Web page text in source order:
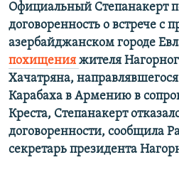
Официальный Степанакерт
договоренность о встрече с
азербайджанском городе
похищения жителя
Хачатряна,
Карабаха в Армению в
Креста, Степанакерт
договоренности, сообщила
секретарь президента